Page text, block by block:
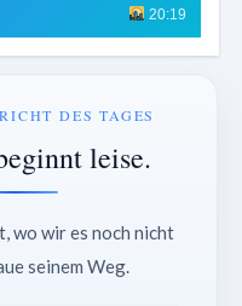
20:19
DES TAGES
leise.
wir es noch nicht
seinem Weg.